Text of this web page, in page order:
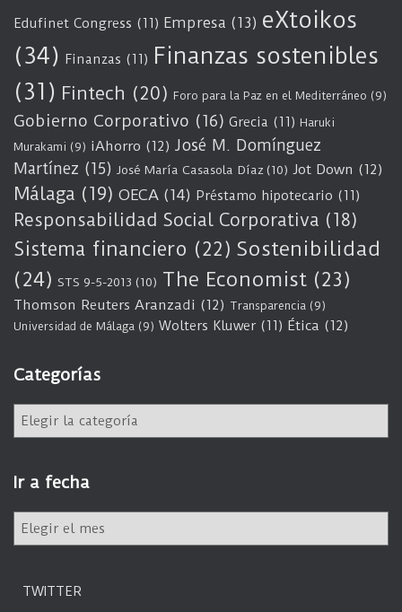
Edufinet Congress (11) Empresa (13) eXtoikos
(34) Finanzas (11) Finanzas sostenibles
(31) Fintech (20) Foro para la Paz en el Mediterráneo (9)
Gobierno Corporativo (16) Grecia (11) Haruki
Murakami (9) iAhorro (12) José M. Domínguez
Martínez (15) José María Casasola Díaz (10) Jot Down (12)
Málaga (19) OECA (14) Préstamo hipotecario (11)
Responsabilidad Social Corporativa (18)
Sistema financiero (22) Sostenibilidad
(24) STS 9-5-2013 (10) The Economist (23)
Thomson Reuters Aranzadi (12) Transparencia (9)
Universidad de Málaga (9) Wolters Kluwer (11) Ética (12)
Categorías
e
g
o
í
Ir a fecha
TWITTER